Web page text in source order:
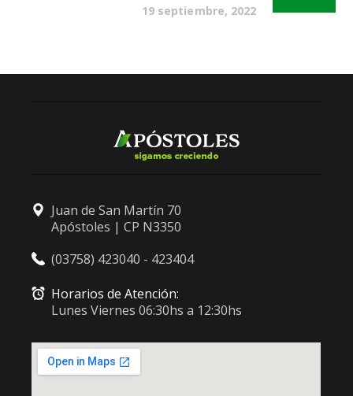
19 septiembre, 2022
Juan de San Martín 70
Apóstoles | CP N3350
(03758) 423040 - 423404
Horarios de Atención:
Lunes Viernes 06:30hs a 12:30hs